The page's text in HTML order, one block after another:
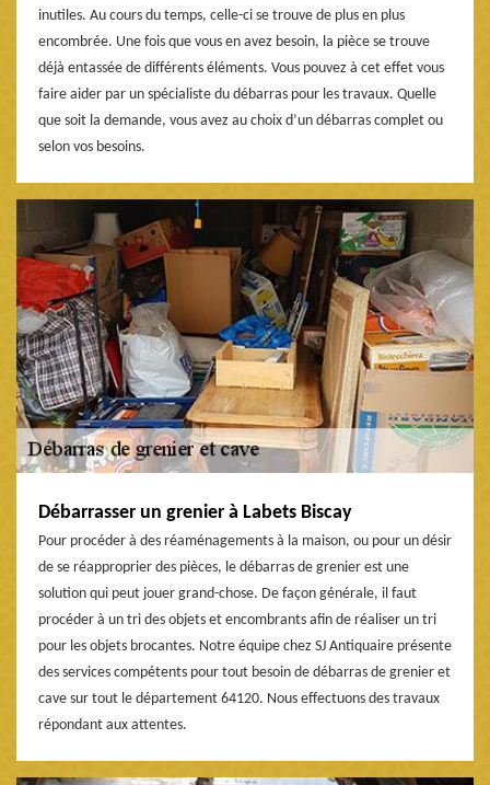
inutiles. Au cours du temps, celle-ci se trouve de plus en plus
encombrée. Une fois que vous en avez besoin, la pièce se trouve
déjà entassée de différents éléments. Vous pouvez à cet effet vous
faire aider par un spécialiste du débarras pour les travaux. Quelle
que soit la demande, vous avez au choix d’un débarras complet ou
selon vos besoins.
Débarrasser un grenier à Labets Biscay
Pour procéder à des réaménagements à la maison, ou pour un désir
de se réapproprier des pièces, le débarras de grenier est une
solution qui peut jouer grand-chose. De façon générale, il faut
procéder à un tri des objets et encombrants afin de réaliser un tri
pour les objets brocantes. Notre équipe chez SJ Antiquaire présente
des services compétents pour tout besoin de débarras de grenier et
cave sur tout le département 64120. Nous effectuons des travaux
répondant aux attentes.